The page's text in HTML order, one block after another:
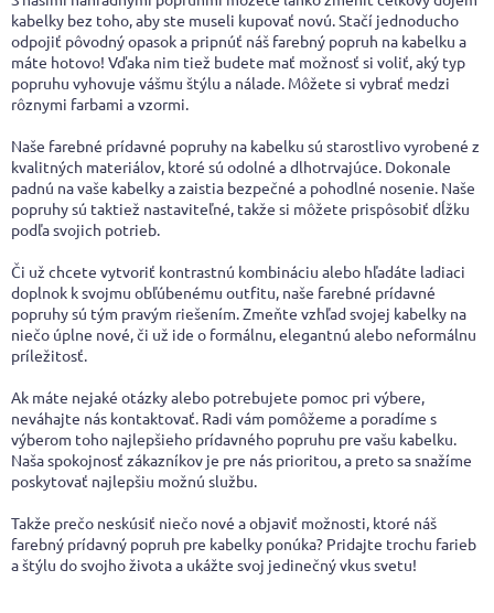
á
d
a
c
p
r
v
k
ý
p
i
s
kabelky bez toho, aby ste museli kupovať novú. Stačí jednoducho
odpojiť pôvodný opasok a pripnúť náš farebný popruh na kabelku a
máte hotovo! Vďaka nim tiež budete mať možnosť si voliť, aký typ
popruhu vyhovuje vášmu štýlu a nálade. Môžete si vybrať medzi
rôznymi farbami a vzormi.
Naše farebné prídavné popruhy na kabelku sú starostlivo vyrobené z
kvalitných materiálov, ktoré sú odolné a dlhotrvajúce. Dokonale
padnú na vaše kabelky a zaistia bezpečné a pohodlné nosenie. Naše
popruhy sú taktiež nastaviteľné, takže si môžete prispôsobiť dĺžku
podľa svojich potrieb.
Či už chcete vytvoriť kontrastnú kombináciu alebo hľadáte ladiaci
doplnok k svojmu obľúbenému outfitu, naše farebné prídavné
popruhy sú tým pravým riešením. Zmeňte vzhľad svojej kabelky na
niečo úplne nové, či už ide o formálnu, elegantnú alebo neformálnu
príležitosť.
Ak máte nejaké otázky alebo potrebujete pomoc pri výbere,
neváhajte nás kontaktovať. Radi vám pomôžeme a poradíme s
výberom toho najlepšieho prídavného popruhu pre vašu kabelku.
Naša spokojnosť zákazníkov je pre nás prioritou, a preto sa snažíme
poskytovať najlepšiu možnú službu.
Takže prečo neskúsiť niečo nové a objaviť možnosti, ktoré náš
farebný prídavný popruh pre kabelky ponúka? Pridajte trochu farieb
a štýlu do svojho života a ukážte svoj jedinečný vkus svetu!